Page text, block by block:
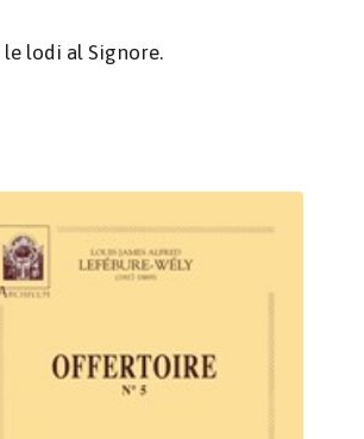
lodi al Signore.